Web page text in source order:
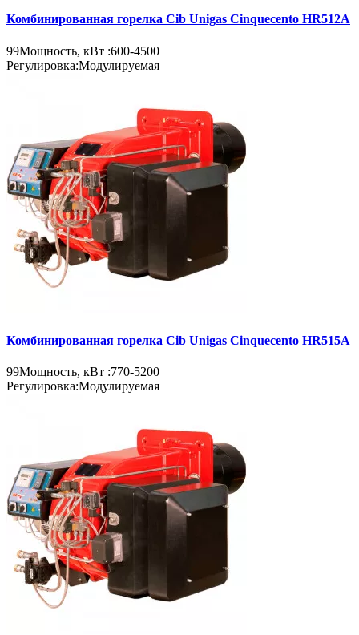
Комбинированная горелка Cib Unigas Cinquecento HR512A
99Мощность, кВт :600-4500
Регулировка:Модулируемая
Комбинированная горелка Cib Unigas Cinquecento HR515A
99Мощность, кВт :770-5200
Регулировка:Модулируемая